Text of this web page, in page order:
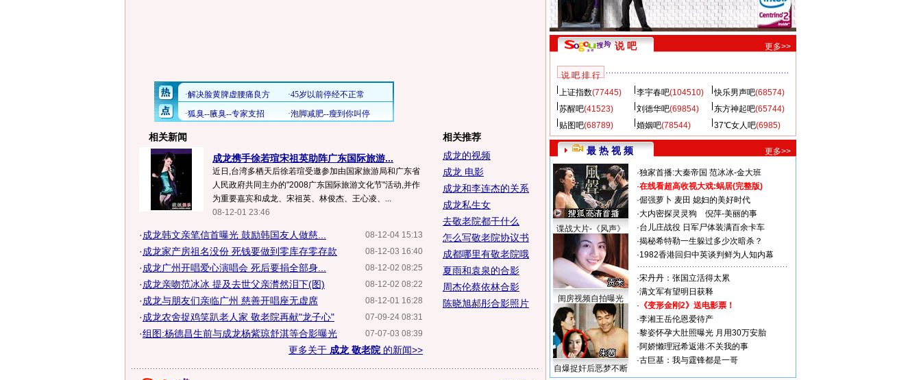
相关新闻
成龙携手徐若瑄宋祖英助阵广东国际旅游...
近日,台湾多栖天后徐若瑄受邀参加由国家旅游局和广东省
人民政府共同主办的"2008广东国际旅游文化节"活动,并作
为重要嘉宾和成龙、宋祖英、林俊杰、王心凌、...
08-12-01 23:46
08-12-04 15:13
·成龙韩文亲笔信首曝光 鼓励韩国友人做慈...
08-12-03 16:40
·成龙家产房祖名没份 死钱要做到零库存零存款
08-12-02 08:25
·成龙广州开唱爱心演唱会 死后要捐全部身...
08-12-02 08:22
·成龙亲吻范冰冰 提及去世父亲潸然泪下(图)
08-12-01 16:28
·成龙与朋友们亲临广州 慈善开唱座无虚席
07-09-24 08:31
·成龙农舍捉鸡笑趴老人家 敬老院再献"龙子心"
07-07-03 08:39
·组图:杨德昌生前与成龙杨紫琼舒淇等合影曝光
更多关于 成龙 敬老院的新闻>>
相关推荐
成龙的视频
成龙 电影
成龙和李连杰的关系
成龙私生女
去敬老院都干什么
怎么写敬老院协议书
成都哪里有敬老院哦
夏雨和袁泉的合影
周杰伦蔡依林合影
陈晓旭郝彤合影照片
说 吧 更多>>
说 吧 排 行
上证指数(77445) 李宇春吧(104510) 快乐男声吧(68574)
苏醒吧(41523) 刘德华吧(69854) 东方神起吧(65744)
贴图吧(68789) 婚姻吧(78544) 37℃女人吧(6985)
最 热 视 频 更多>>
谍战大片-《风声》
闺房视频自拍曝光
自爆捉奸后恶梦不断
·独家首播:大秦帝国 范冰冰-金大班
·在线看超高收视大戏:蜗居(完整版)
·倔强萝卜 麦田 媳妇的美好时代
·大内密探灵灵狗
倪萍-美丽的事
·台儿庄战役 日军尸体装满百余卡车
·揭秘希特勒一生躲过多少次暗杀？
·1982香港回归中英谈判鲜为人知内幕
·宋丹丹：张国立活得太累
·满文军有望明日获释
· 《变形金刚2》送电影票！
·李湘王岳伦恩爱待产
·黎姿怀孕大肚照曝光 月用30万安胎
·阿娇懒理冠希返港:不关我的事
·古巨基：我与霆锋都是一哥